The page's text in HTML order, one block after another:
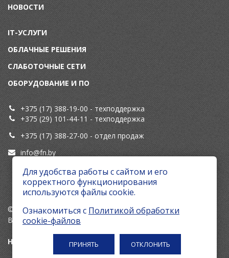
НОВОСТИ
IT-УСЛУГИ
ОБЛАЧНЫЕ РЕШЕНИЯ
СЛАБОТОЧНЫЕ СЕТИ
ОБОРУДОВАНИЕ И ПО
+375 (17) 388-19-00 - техподдержка
+375 (29) 101-44-11 - техподдержка
+375 (17) 388-27-00 - отдел продаж
info@fn.by
ServiceDesk (Система заявок)
© 2026 ГК "Первый номер"
Все права защищены.
Настроить cookie
Для удобства работы с сайтом и его
корректного функционирования
используются файлы cookie.
Ознакомиться с Политикой обработки
cookie-файлов
ПРИНЯТЬ ОТКЛОНИТЬ